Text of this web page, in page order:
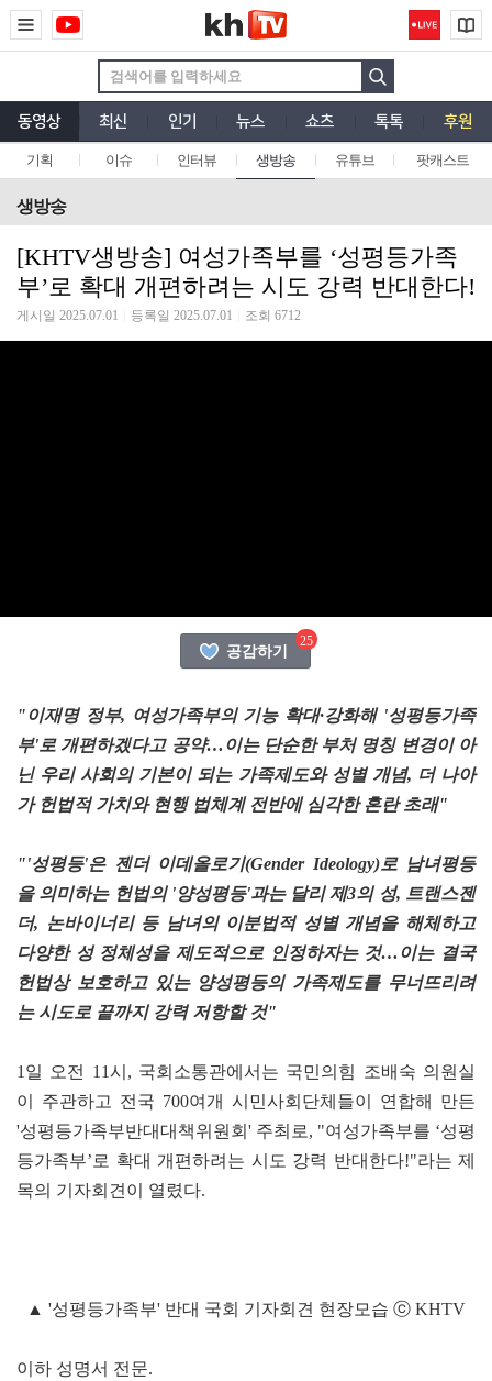
동영상 최신 인기 뉴스 쇼츠 톡톡 후원
기획 이슈 인터뷰 생방송 유튜브 팟캐스트
생방송
[KHTV생방송] 여성가족부를 ‘성평등가족
부’로 확대 개편하려는 시도 강력 반대한다!
게시일 2025.07.01 등록일 2025.07.01 조회 6712
25
공감하기
"이재명 정부, 여성가족부의 기능 확대·강화해 '성평등가족
부'로 개편하겠다고 공약…이는 단순한 부처 명칭 변경이 아
닌 우리 사회의 기본이 되는 가족제도와 성별 개념, 더 나아
가 헌법적 가치와 현행 법체계 전반에 심각한 혼란 초래"
"'성평등'은 젠더 이데올로기(Gender Ideology)로 남녀평등
을 의미하는 헌법의 '양성평등'과는 달리 제3의 성, 트랜스젠
더, 논바이너리 등 남녀의 이분법적 성별 개념을 해체하고
다양한 성 정체성을 제도적으로 인정하자는 것…이는 결국
헌법상 보호하고 있는 양성평등의 가족제도를 무너뜨리려
는 시도로 끝까지 강력 저항할 것"
1일 오전 11시, 국회소통관에서는 국민의힘 조배숙 의원실
이 주관하고 전국 700여개 시민사회단체들이 연합해 만든
'성평등가족부반대대책위원회' 주최로, "여성가족부를 ‘성평
등가족부’로 확대 개편하려는 시도 강력 반대한다!"라는 제
목의 기자회견이 열렸다.
▲ '성평등가족부' 반대 국회 기자회견 현장모습 ⓒ KHTV
이하 성명서 전문.